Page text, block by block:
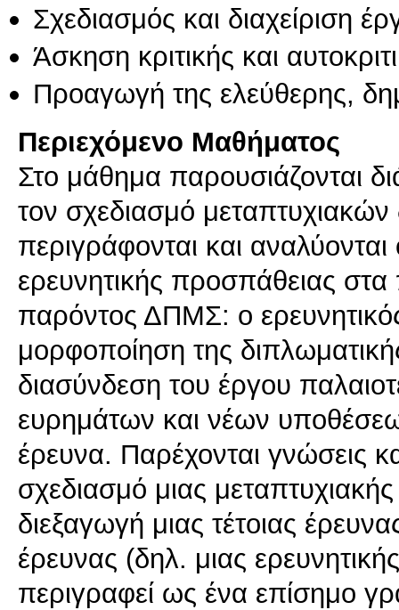
Σχεδιασμός και διαχείριση
Άσκηση κριτικής και
Προαγωγή της ελεύθερης,
Περιεχόμενο Μαθήματος
Στο μάθημα παρουσιάζονται
τον σχεδιασμό
περιγράφονται και αναλύονται
ερευνητικής προσπάθειας
παρόντος ΔΠΜΣ: ο
μορφοποίηση της
διασύνδεση του έργου
ευρημάτων και νέων
έρευνα. Παρέχονται γνώσεις
σχεδιασμό μιας
διεξαγωγή μιας τέτοιας
έρευνας (δηλ. μιας
περιγραφεί ως ένα επίσημο